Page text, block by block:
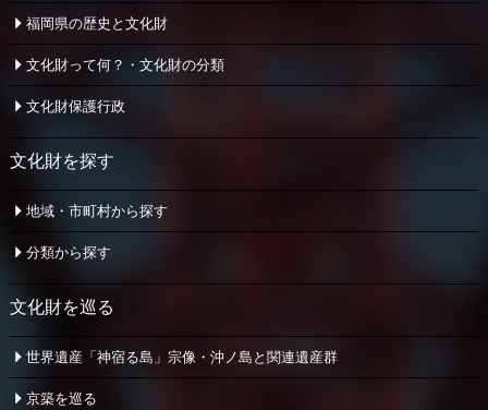
福岡県の歴史と文化財
文化財って何？・文化財の分類
文化財保護行政
文化財を探す
地域・市町村から探す
分類から探す
文化財を巡る
世界遺産「神宿る島」宗像・ 沖ノ島と関連遺産群
京築を巡る